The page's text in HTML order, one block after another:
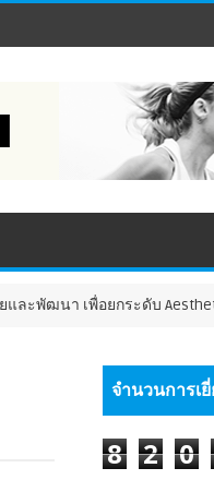
พื่อยกระดับ Aesthetic
จำนวนการเ
8 2 0